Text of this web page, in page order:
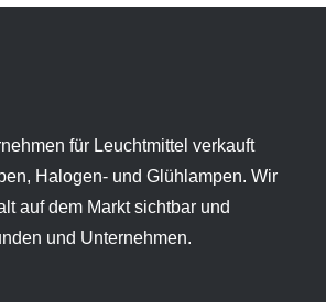
für Leuchtmittel verkauft
Halogen- und Glühlampen. Wir
auf dem Markt sichtbar und
und Unternehmen.